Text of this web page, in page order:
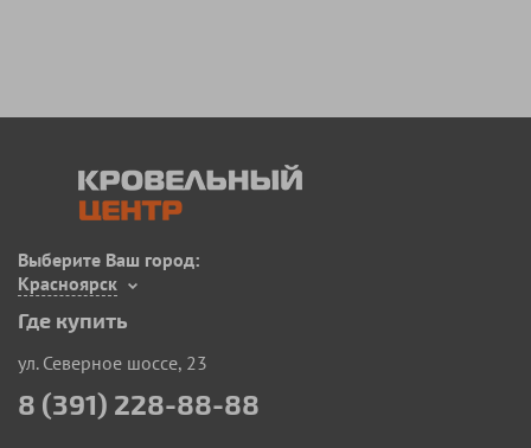
Выберите Ваш город:
Красноярск
Где купить
ул. Северное шоссе, 23
8 (391) 228-88-88